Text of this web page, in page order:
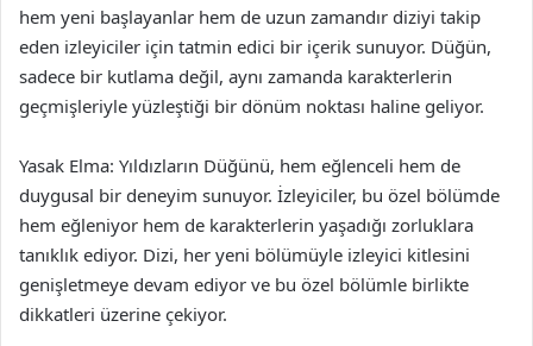
hem yeni başlayanlar hem de uzun zamandır diziyi takip
eden izleyiciler için tatmin edici bir içerik sunuyor. Düğün,
sadece bir kutlama değil, aynı zamanda karakterlerin
geçmişleriyle yüzleştiği bir dönüm noktası haline geliyor.
Yasak Elma: Yıldızların Düğünü, hem eğlenceli hem de
duygusal bir deneyim sunuyor. İzleyiciler, bu özel bölümde
hem eğleniyor hem de karakterlerin yaşadığı zorluklara
tanıklık ediyor. Dizi, her yeni bölümüyle izleyici kitlesini
genişletmeye devam ediyor ve bu özel bölümle birlikte
dikkatleri üzerine çekiyor.